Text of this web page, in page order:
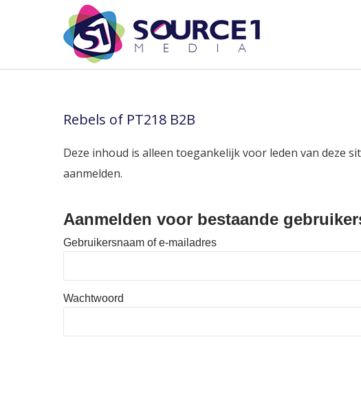
Rebels of PT218 B2B
Deze inhoud is alleen toegankelijk voor leden van deze
aanmelden.
Aanmelden voor bestaande
Gebruikersnaam of e-mailadres
Wachtwoord